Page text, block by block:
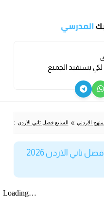
يستفيد الجميع
الاردني » السابع فصل ثاني الاردن »
كتاب التمارين العلوم سابع فصل ثاني الاردن 2026